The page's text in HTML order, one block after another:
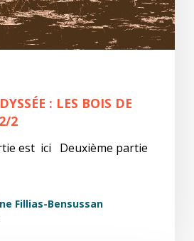
: LES BOIS DE
2
est ici Deuxième partie
Fillias-Bensussan